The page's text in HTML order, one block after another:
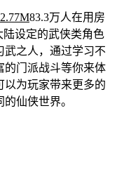
83.3万人在用 房
陆设定的武侠类角色
武之人，通过学习不
的门派战斗等你来体
以为玩家带来更多的
仙侠世界。